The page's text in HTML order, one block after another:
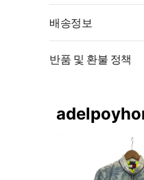
배송정보
반품 및 환불 정책